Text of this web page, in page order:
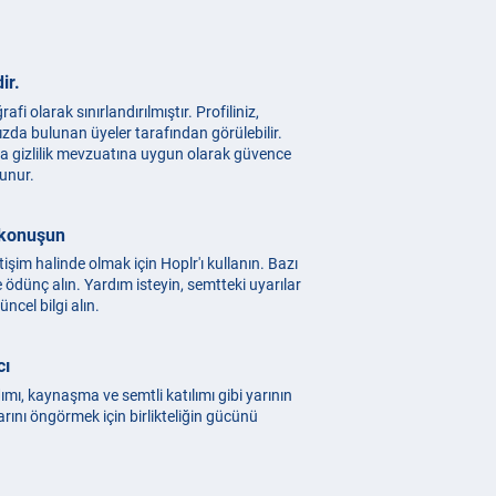
olarak sınırlandırılmıştır. Profiliniz,
bulunan üyeler tarafından görülebilir.
gizlilik mevzuatına uygun olarak güvence
halinde olmak için Hoplr'ı kullanın. Bazı
ödünç alın. Yardım isteyin, semtteki uyarılar
bilgi alın.
kaynaşma ve semtli katılımı gibi yarının
öngörmek için birlikteliğin gücünü